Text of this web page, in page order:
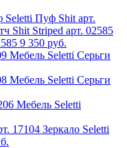
Seletti Пуф Shit арт.
9 350 руб.
Мебель Seletti Серьги
Мебель Seletti Серьги
Мебель Seletti
Зеркало Seletti